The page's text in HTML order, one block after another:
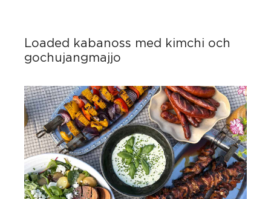
Loaded kabanoss med kimchi och
gochujangmajjo